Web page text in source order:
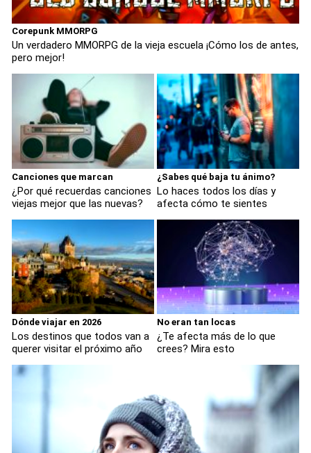
Corepunk MMORPG
Un verdadero MMORPG de la vieja escuela ¡Cómo los de antes,
pero mejor!
Canciones que marcan
¿Por qué recuerdas canciones
viejas mejor que las nuevas?
¿Sabes qué baja tu ánimo?
Lo haces todos los días y
afecta cómo te sientes
Dónde viajar en 2026
Los destinos que todos van a
querer visitar el próximo año
No eran tan locas
¿Te afecta más de lo que
crees? Mira esto